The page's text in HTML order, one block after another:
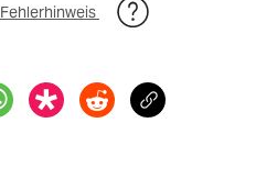
Fehlerhinweis